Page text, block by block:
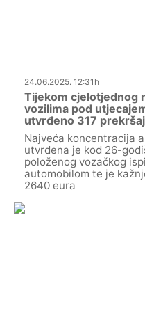
24.06.2025. 12:31h
Tijekom cjelotjednog
vozilima pod
utvrđeno 317
Najveća koncentracija
utvrđena je kod 26-
položenog vozačkog
automobilom te je
2640 eura